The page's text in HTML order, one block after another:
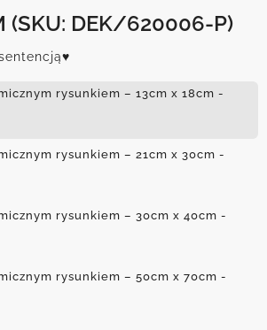
(SKU: DEK/620006-P)
rysunkiem – 13cm x 18cm -
rysunkiem – 21cm x 30cm -
rysunkiem – 30cm x 40cm -
rysunkiem – 50cm x 70cm -